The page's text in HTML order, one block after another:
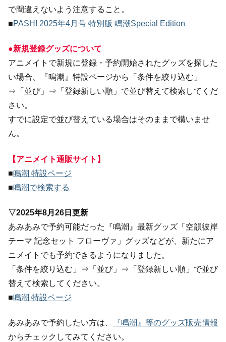
で間違えないよう注意すること。
■PASH! 2025年4月号 特別版 鳴潮Special Edition
●新規登録グッズについて
アニメイトで新規に登録・予約開始されたグッズを探した
い場合、『鳴潮』特設ページから「条件を絞り込む」
⇒「並び」⇒「登録新しい順」で並び替えて検索してくだ
さい。
すでに設定で並び替えている場合はそのままで構いませ
ん。
【アニメイト通販サイト】
■鳴潮 特設ページ
■鳴潮で検索する
▽2025年8月26日更新
あみあみで予約可能だった『鳴潮』最新グッズ「空韻彼岸
テーマ 記念セット フローヴァ」グッズなどが、新たにア
ニメイトでも予約できるようになりました。
「条件を絞り込む」⇒「並び」⇒「登録新しい順」で並び
替えて検索してください。
■鳴潮 特設ページ
あみあみで予約したい方は、
『鳴潮』等のグッズ販売情報
からチェックしてみてください。